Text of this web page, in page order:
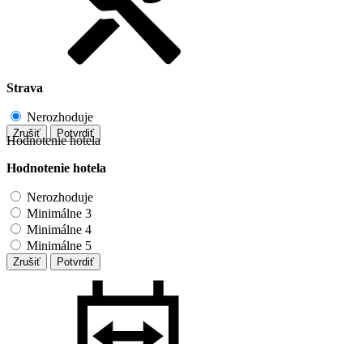
Strava
Nerozhoduje
Zrušiť Potvrdiť
Hodnotenie hotela
Hodnotenie hotela
Nerozhoduje
Minimálne 3
Minimálne 4
Minimálne 5
Zrušiť Potvrdiť